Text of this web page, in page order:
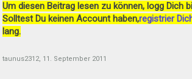
Um diesen Beitrag lesen zu können, logg Dich
Solltest Du keinen Account haben,registrier
lang.
taunus2312, 11. September 2011